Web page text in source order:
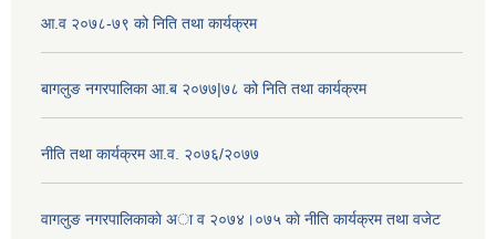
आ.व २०७८-७९ को निति तथा कार्यक्रम
बागलुङ नगरपालिका आ.ब २०७७|७८ को निति तथा कार्यक्रम
नीति तथा कार्यक्रम आ.व. २०७६/२०७७
वागलुङ नगरपालिकाकाे अा‍ व २०७४।०७५ काे नीति कार्यक्रम तथा वजेट